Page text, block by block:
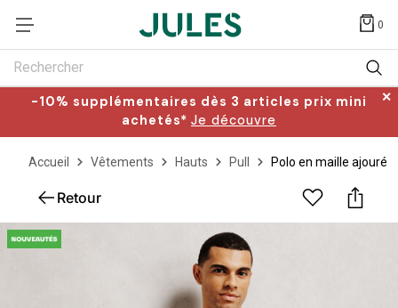
0
Rechercher
-10% supplémentaires dès 3 articles prix mini
achetés* Je découvre
✕
Accueil Vêtements Hauts Pull Polo en maille ajouré
Retour